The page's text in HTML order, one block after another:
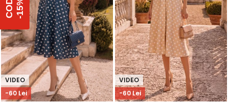
-60 Lei
VIDEO
-60 Lei
VIDEO
C
O
D
-
1
5 %